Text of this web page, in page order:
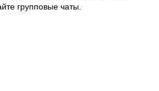
групповые чаты.